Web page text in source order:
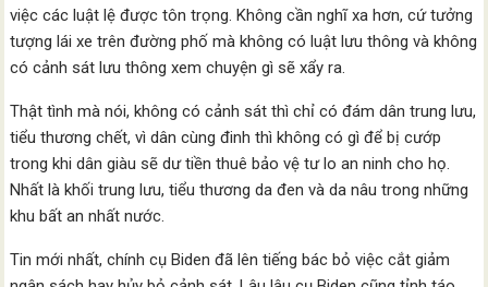
việc các luật lệ được tôn trọng. Không cần nghĩ xa hơn, cứ tưởng
tượng lái xe trên đường phố mà không có luật lưu thông và không
có cảnh sát lưu thông xem chuyện gì sẽ xẩy ra.
Thật tình mà nói, không có cảnh sát thì chỉ có đám dân trung lưu,
tiểu thương chết, vì dân cùng đinh thì không có gì để bị cướp
trong khi dân giàu sẽ dư tiền thuê bảo vệ tư lo an ninh cho họ.
Nhất là khối trung lưu, tiểu thương da đen và da nâu trong những
khu bất an nhất nước.
Tin mới nhất, chính cụ Biden đã lên tiếng bác bỏ việc cắt giảm